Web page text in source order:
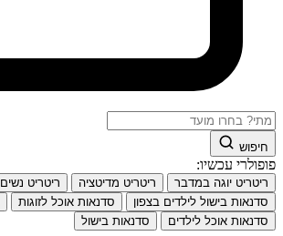
חיפוש
פופולרי עכשיו:
ריטריט יוגה במדבר ריטריט מדיטציה
ריטריט נשים
סדנאות בישול לילדים בצפון
סדנאות אוכל לזוגות
סדנאות אוכל לילדים
סדנאות בישול